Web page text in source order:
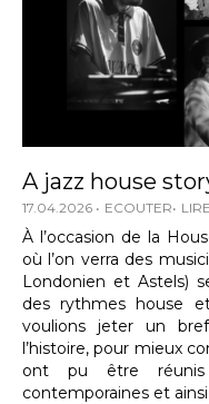
A jazz house
17.04.2026 ECOUTER LIRE
À l’occasion de la
où l’on verra des
Londonien et Astels)
des rythmes house
voulions jeter un
l’histoire, pour mieux
ont pu être réunis
contemporaines et